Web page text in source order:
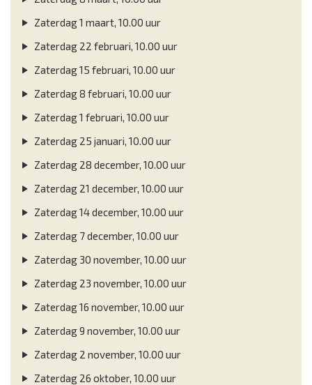
Zaterdag 1 maart, 10.00 uur
Zaterdag 22 februari, 10.00 uur
Zaterdag 15 februari, 10.00 uur
Zaterdag 8 februari, 10.00 uur
Zaterdag 1 februari, 10.00 uur
Zaterdag 25 januari, 10.00 uur
Zaterdag 28 december, 10.00 uur
Zaterdag 21 december, 10.00 uur
Zaterdag 14 december, 10.00 uur
Zaterdag 7 december, 10.00 uur
Zaterdag 30 november, 10.00 uur
Zaterdag 23 november, 10.00 uur
Zaterdag 16 november, 10.00 uur
Zaterdag 9 november, 10.00 uur
Zaterdag 2 november, 10.00 uur
Zaterdag 26 oktober, 10.00 uur